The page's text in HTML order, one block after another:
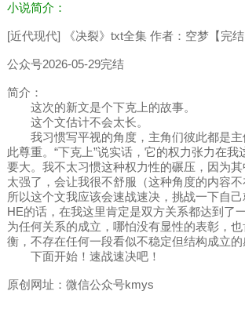
小说简介：
[近代现代] 《决裂》txt全集 作者：空梦【完结
公众号2026-05-29完结
简介：
这次的新文是个下克上的故事。
这个文估计不会太长。
我习惯写平视的角度，主角们彼此都是主
此尊重。“下克上”说实话，它的权力张力在我
要大。我不太习惯这种权力性的碾压，因为
太强了，会让我很不舒服（这种角度的内容不
所以这个文我应该会速战速决，挑战一下自
HE的话，在我这里肯定是双方关系都达到了
为任何关系的成立，哪怕没有显性的表彰，
衡，不存在任何一段看似不稳定但结构成立的
下面开始！速战速决吧！
原创网址：微信公众号kmys